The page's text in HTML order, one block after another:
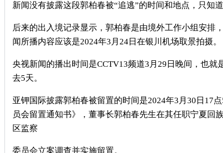
新闻没有披露这段郭柏春被“追逃”的时间和地点，只知
后来的出入境记录显示，郭柏春是由境外工作小组安排
闻所播内容应该是2024年3 月 24日在银川机场取景拍摄。
央视新闻的播出时间是CCTV13频道3 月 29 日晚间，也就
去5天。
亚钾国际披露郭柏春被留置的时间是2024年3 月 30 日 17点
员会留置通知书》，董事长郭柏春先生在其任职宁夏回
区监察
委员会立案调查并实施留置。